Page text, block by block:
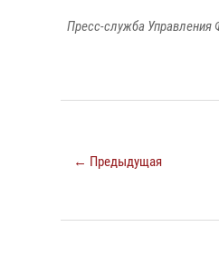
Пресс-служба Управления
← Предыдущая